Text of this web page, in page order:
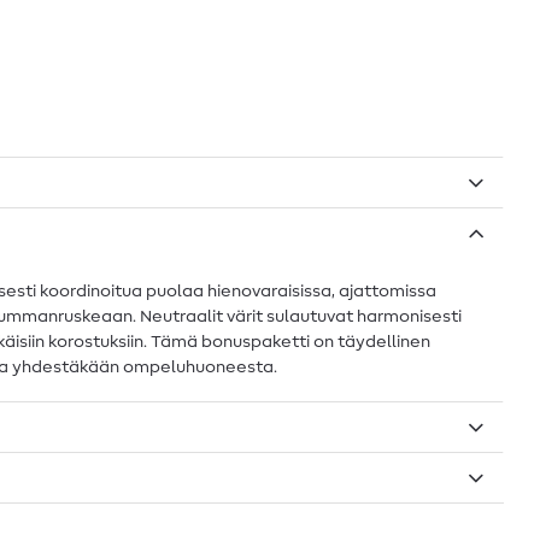
koordinoitua puolaa hienovaraisissa, ajattomissa
Neutraalit värit sulautuvat harmonisesti
korostuksiin. Tämä bonuspaketti on täydellinen
yhdestäkään ompeluhuoneesta.